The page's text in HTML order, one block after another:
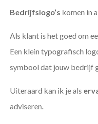
Bedrijfslogo’s komen in
Als klant is het goed om
Een klein typografisch
symbool dat jouw bedrijf
Uiteraard kan ik je als
adviseren.